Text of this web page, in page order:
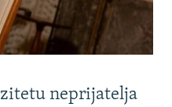
neprijatelja